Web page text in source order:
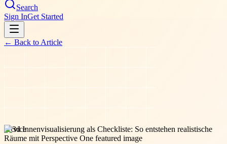
Search
Sign InGet Started
← Back to Article
service